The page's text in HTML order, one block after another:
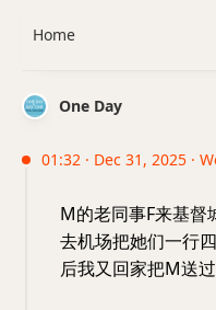
One Day
01:32 · Dec 31, 2025 ·
M的老同事F来基督
去机场把她们一行
后我又回家把M送
Home